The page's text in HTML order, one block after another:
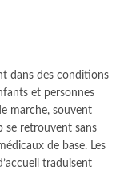
dans des conditions
et personnes
marche, souvent
se retrouvent sans
de base. Les
traduisent